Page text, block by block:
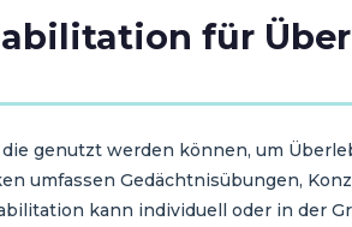
für
genutzt werden können, um
umfassen Gedächtnisübungen,
kann individuell oder in der